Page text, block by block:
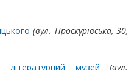
(вул. Проскурівська, 30,
літературний музей
(вул.